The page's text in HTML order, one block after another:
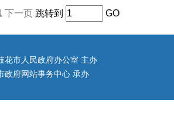
下一页 跳转到 GO
花市人民政府办公室 主办
政府网站事务中心 承办